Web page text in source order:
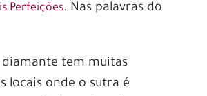
Perfeições. Nas palavras do
diamante tem muitas
locais onde o sutra é